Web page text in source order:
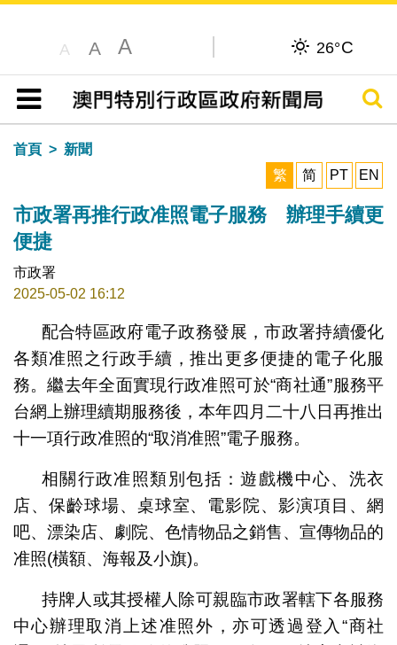
A A A 26°C
目錄
搜尋
首頁
新聞
繁
简 PT EN
市政署再推行政准照電子服務 辦理手續更
便捷
市政署
2025-05-02 16:12
配合特區政府電子政務發展，市政署持續優化
各類准照之行政手續，推出更多便捷的電子化服
務。繼去年全面實現行政准照可於“商社通”服務平
台網上辦理續期服務後，本年四月二十八日再推出
十一項行政准照的“取消准照”電子服務。
相關行政准照類別包括：遊戲機中心、洗衣
店、保齡球場、桌球室、電影院、影演項目、網
吧、漂染店、劇院、色情物品之銷售、宣傳物品的
准照(橫額、海報及小旗)。
持牌人或其授權人除可親臨市政署轄下各服務
中心辦理取消上述准照外，亦可透過登入“商社